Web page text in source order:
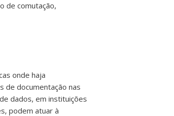
de comutação,
onde haja
de documentação nas
dados, em instituições
podem atuar à